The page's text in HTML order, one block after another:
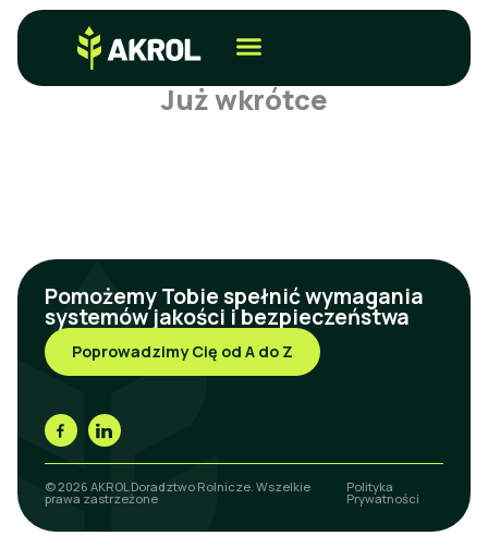
Już wkrótce
Pomożemy Tobie spełnić wymagania
systemów jakości i bezpieczeństwa
Poprowadzimy Cię od A do Z
© 2026 AKROL Doradztwo Rolnicze. Wszelkie
prawa zastrzeżone
Polityka
Prywatności